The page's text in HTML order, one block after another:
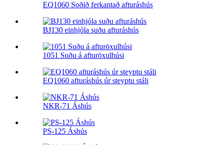
EQ1060 Soðið ferkantað afturáshús
BJ130 einhjóla suðu afturáshús
1051 Suðu á afturöxulhúsi
EQ1060 afturáshús úr steyptu stáli
NKR-71 Áshús
PS-125 Áshús